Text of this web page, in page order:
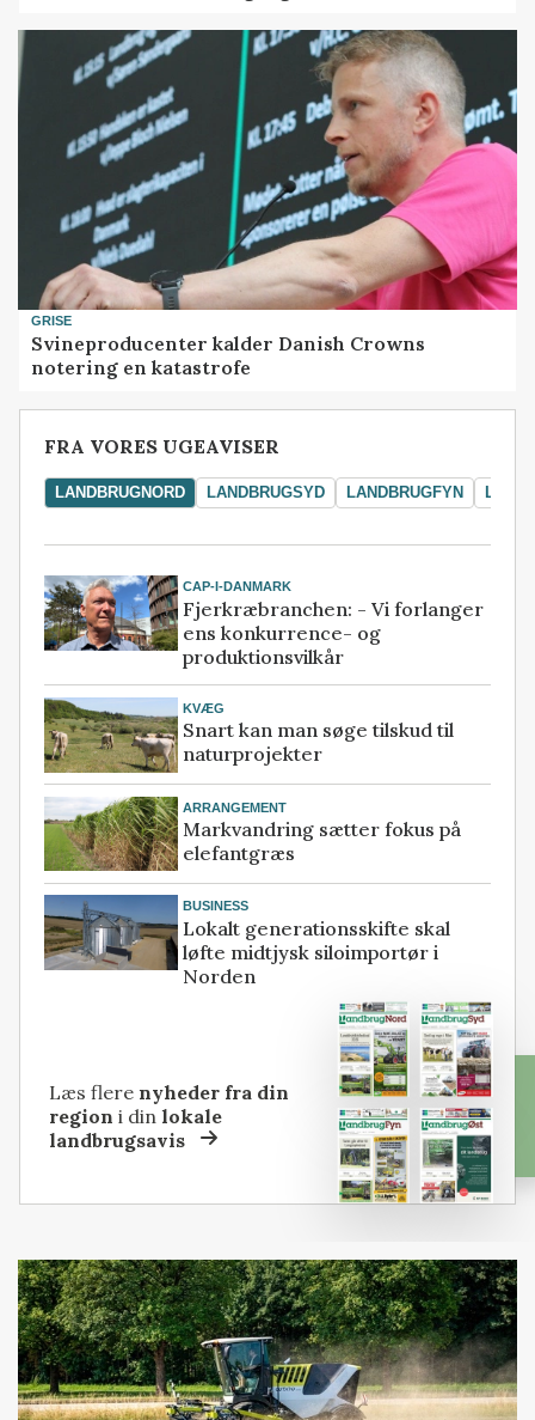
GRISE
Svineproducenter kalder Danish Crowns
notering en katastrofe
FRA VORES UGEAVISER
LANDBRUGNORD LANDBRUGSYD LANDBRUGFYN
CAP-I-DANMARK
Fjerkræbranchen: - Vi forlanger
ens konkurrence- og
produktionsvilkår
KVÆG
Snart kan man søge tilskud til
naturprojekter
ARRANGEMENT
Markvandring sætter fokus på
elefantgræs
BUSINESS
Lokalt generationsskifte skal
løfte midtjysk siloimportør i
Norden
Læs flere nyheder fra din
region i dinlokale
landbrugsavis